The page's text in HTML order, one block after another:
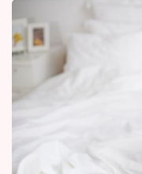
Vztahy
Seriály
Horoskopy
Sledujte prima+